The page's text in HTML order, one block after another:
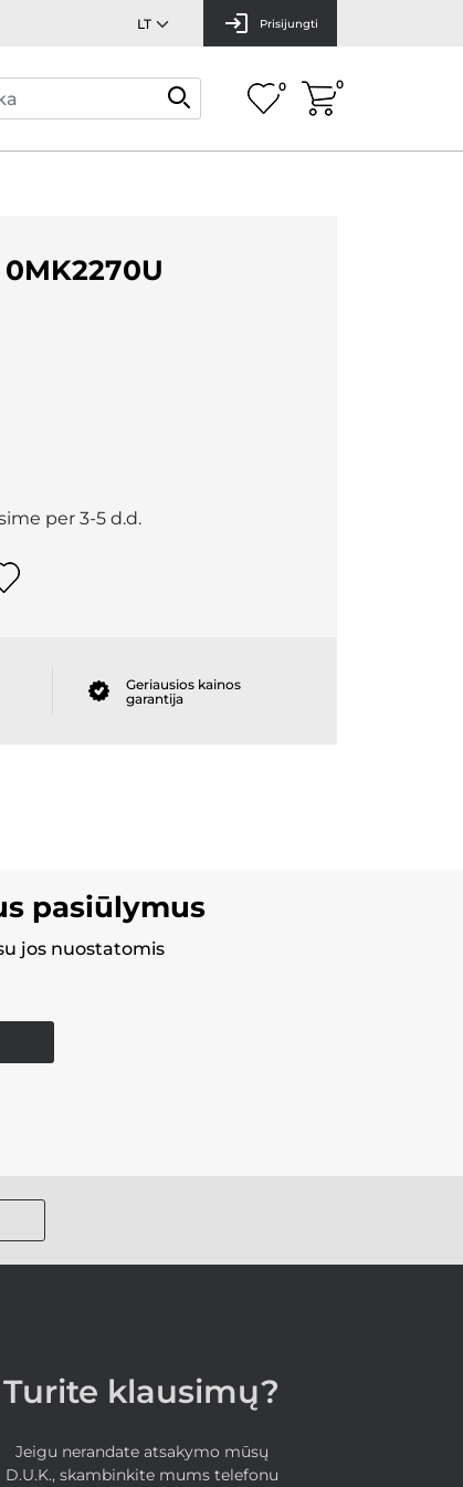
Prisijungti
0 0
0MK2270U
per 3-5 d.d.
Geriausios kainos
garantija
pasiūlymus
jos nuostatomis
Turite klausimų?
Jeigu nerandate atsakymo mūsų
D.U.K., skambinkite mums telefonu